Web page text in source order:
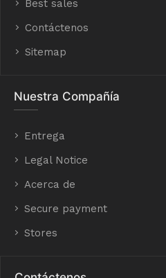
Best sales
Contáctenos
Sitemap
Nuestra Compañía
Entrega
Legal Notice
Acerca de
Secure payment
Stores